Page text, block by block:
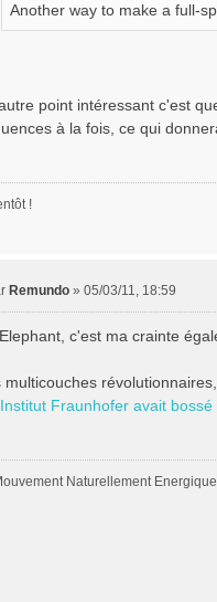
Another way to make a full-
point intéressant c'est
à la fois, ce qui
!
Remundo » 05/03/11, 18:59
c'est ma crainte
multicouches
Fraunhofer avait bossé
Naturellement